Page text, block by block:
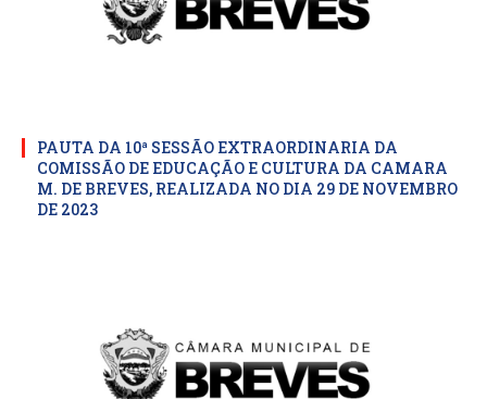
PAUTA DA 10ª SESSÃO EXTRAORDINARIA DA
COMISSÃO DE EDUCAÇÃO E CULTURA DA CAMARA
M. DE BREVES, REALIZADA NO DIA 29 DE NOVEMBRO
DE 2023